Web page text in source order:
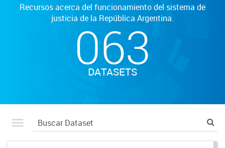
Recursos acerca del funcionamiento del sistema de
justicia de la República Argentina.
063
DATASETS